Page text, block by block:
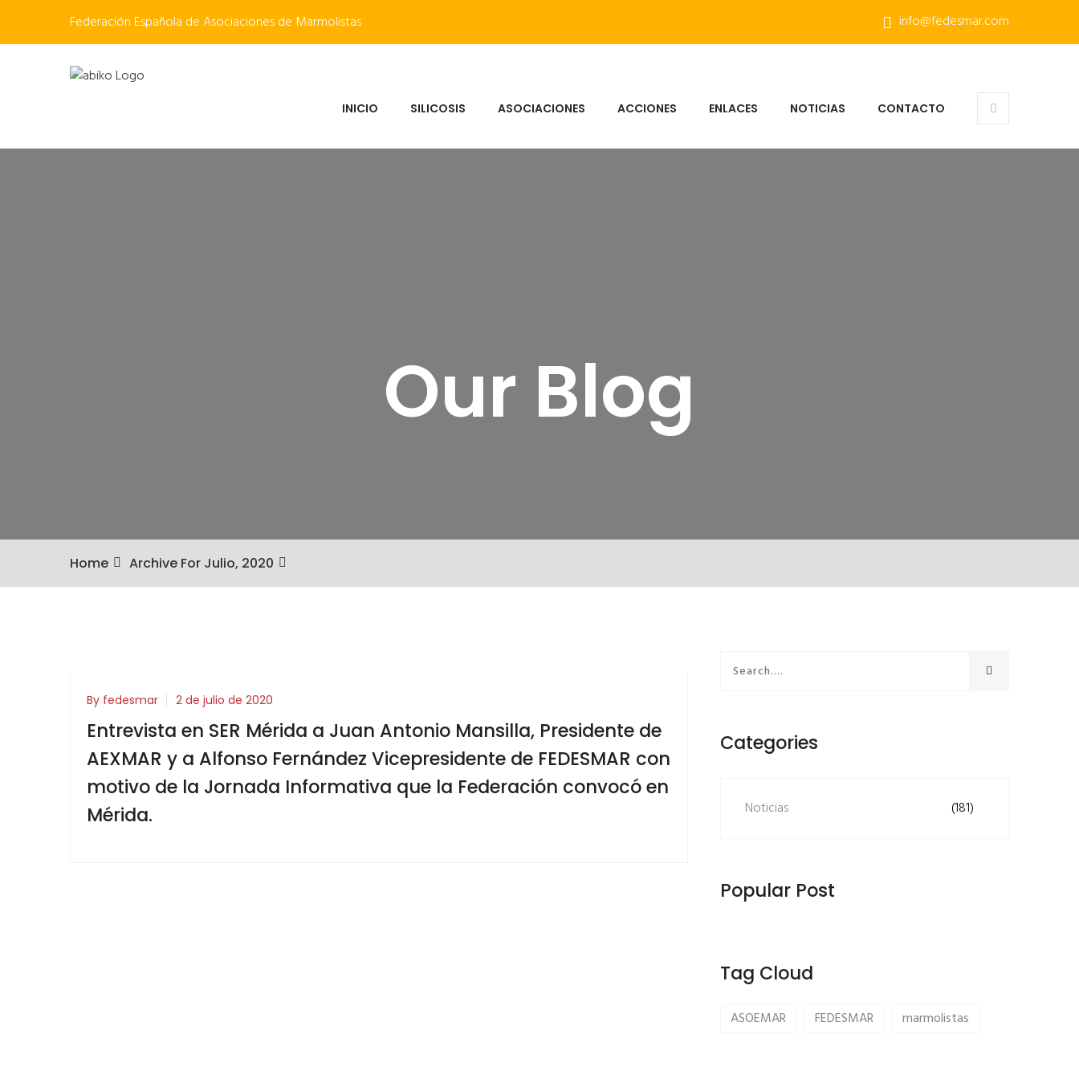
Federación Española de Asociaciones de Marmolistas info@fedesmar.com
INICIO SILICOSIS ASOCIACIONES ACCIONES ENLACES NOTICIAS CONTACTO
Our Blog
Home Archive For Julio, 2020
By fedesmar 2 de julio de 2020
Entrevista en SER Mérida a Juan Antonio Mansilla, Presidente de
AEXMAR y a Alfonso Fernández Vicepresidente de FEDESMAR con
motivo de la Jornada Informativa que la Federación convocó en
Mérida.
Categories
Noticias (181)
Popular Post
Tag Cloud
ASOEMAR FEDESMAR marmolistas